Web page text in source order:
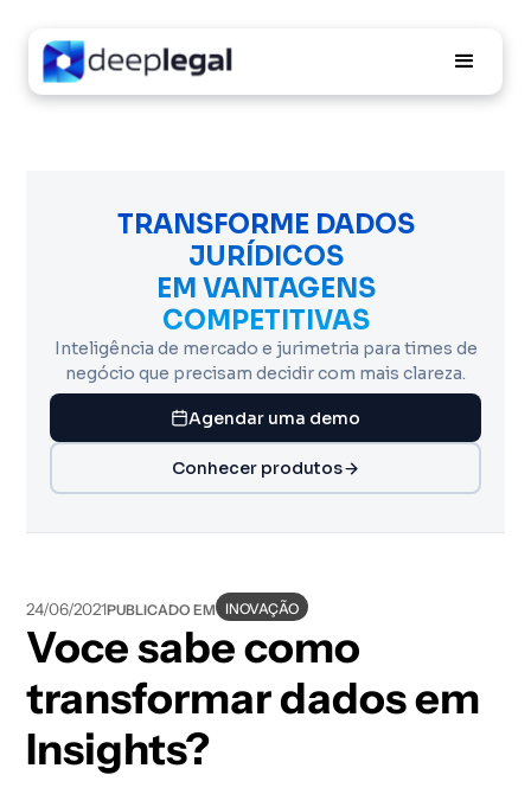
TRANSFORME DADOS
JURÍDICOS
EM VANTAGENS
COMPETITIVAS
Inteligência de mercado e jurimetria para times de
negócio que precisam decidir com mais clareza.
Agendar uma demo
Conhecer produtos
24/06/2021PUBLICADO EM INOVAÇÃO
Voce sabe como
transformar dados em
Insights?